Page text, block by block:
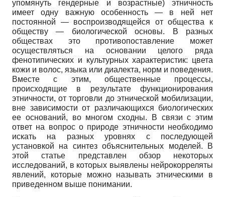
упомянуть гендерные и возрастные) этничность
имеет одну важную особенность — в ней нет
постоянной — воспроизводящейся от общества к
обществу — биологической основы. В разных
обществах это противопоставление может
осуществляться на основании целого ряда
фенотипических и культурных характеристик: цвета
кожи и волос, языка или диалекта, норм и поведения.
Вместе с этим, общественные процессы,
происходящие в результате функционирования
этничности, от торговли до этнической мобилизации,
вне зависимости от различающихся биологических
ее оснований, во многом сходны. В связи с этим
ответ на вопрос о природе этничности необходимо
искать на разных уровнях с последующей
установкой на синтез объяснительных моделей. В
этой статье представлен обзор некоторых
исследований, в которых выявлены нейрокорреляты
явлений, которые можно называть этническими в
приведенном выше понимании.